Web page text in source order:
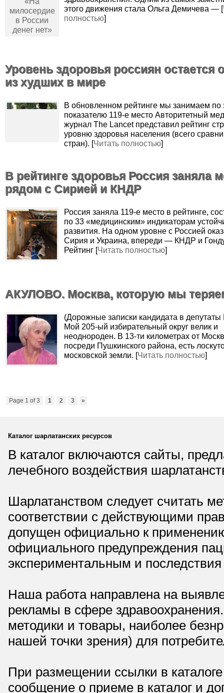
этого движения стала Ольга Демичева — [
полностью]
Уровень здоровья россиян остается
из худших в мире
В обновленном рейтинге мы занимаем по
показателю 119-е место Авторитетный
журнал The Lancet представил рейтинг
уровню здоровья населения (всего
стран). [Читать полностью]
В рейтинге здоровья Россия заняла
рядом с Сирией и КНДР
Россия заняла 119-е место в рейтинге,
по 33 «медицинским» индикаторам
развития. На одном уровне с Россией
Сирия и Украина, впереди — КНДР и
Рейтинг [Читать полностью]
АКУЛОВО. Москва, которую мы
(Дорожные записки кандидата в
Мой 205-ый избирательный округ велик и
неоднороден. В 13-ти километрах от
посреди Пушкинского района, есть
московской земли. [Читать полностью]
Page 1 of 3 1 2 3 »
Каталог шарлатанских ресурсов
В каталог включаются сайты,
лечебного воздействия
Шарлатанством следует считать
соответствии с действующими
допущен официально к
официального предупреждения
экспериментальным и
Наша работа направлена на
рекламы в сфере
методики и товары, наиболее
нашей точки зрения) для
При размещении ссылки в
сообщение о приеме в каталог и